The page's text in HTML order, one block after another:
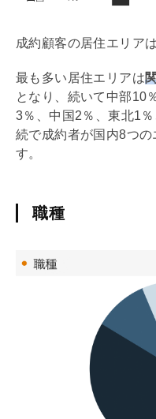
成約顧客の居住エリア
最も多い居住エリアは
となり、続いて中部10
3％、中国2％、東北1
続で成約者が国内8つの
す。
職種